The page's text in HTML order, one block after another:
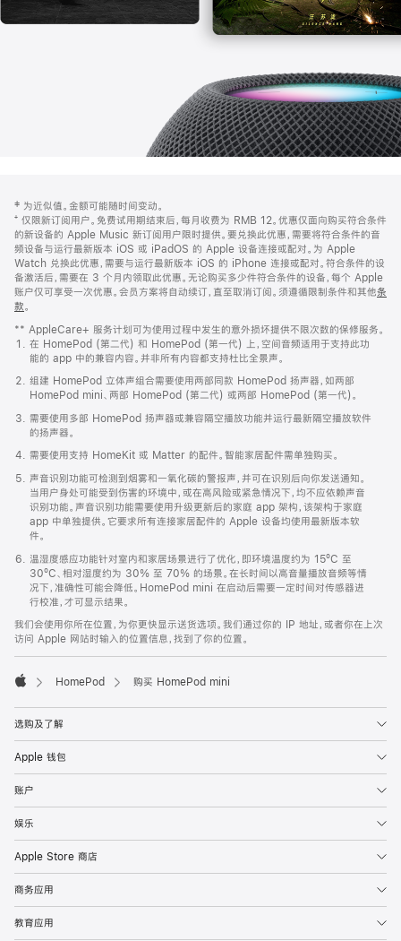
页
页
脚
注
‡ 为近似值。金额可能随时间变动。
⁺ 仅限新订阅用户。免费试用期结束后，每月收费为 RMB 12。优惠仅面向购买符合条件
的新设备的 Apple Music 新订阅用户限时提供。要兑换此优惠，需要将符合条件的音
频设备与运行最新版本 iOS 或 iPadOS 的 Apple 设备连接或配对。为 Apple
Watch 兑换此优惠，需要与运行最新版本 iOS 的 iPhone 连接或配对。符合条件的设
备激活后，需要在 3 个月内领取此优惠。无论购买多少件符合条件的设备，每个 Apple
账户仅可享受一次优惠。会员方案将自动续订，直至取消订阅。须遵循限制条件和其他条
款。
窗
口
中
打
开)
** AppleCare+ 服务计划可为使用过程中发生的意外损坏提供不限次数的保修服务。
在 HomePod (第二代) 和 HomePod (第一代) 上，空间音频适用于支持此功
能的 app 中的兼容内容。并非所有内容都支持杜比全景声。
组建 HomePod 立体声组合需要使用两部同款 HomePod 扬声器，如两部
HomePod mini、两部 HomePod (第二代) 或两部 HomePod (第一代)。
需要使用多部 HomePod 扬声器或兼容隔空播放功能并运行最新隔空播放软件
的扬声器。
需要使用支持 HomeKit 或 Matter 的配件。智能家居配件需单独购买。
声音识别功能可检测到烟雾和一氧化碳的警报声，并可在识别后向你发送通知。
当用户身处可能受到伤害的环境中，或在高风险或紧急情况下，均不应依赖声音
识别功能。声音识别功能需要使用升级更新后的家庭 app 架构，该架构于家庭
app 中单独提供。它要求所有连接家居配件的 Apple 设备均使用最新版本软
件。
温湿度感应功能针对室内和家居场景进行了优化，即环境温度约为 15ºC 至
30ºC、相对湿度约为 30% 至 70% 的场景。在长时间以高音量播放音频等情
况下，准确性可能会降低。HomePod mini 在启动后需要一定时间对传感器进
行校准，才可显示结果。
我们会使用你所在位置，为你更快显示送货选项。我们通过你的 IP 地址，或者你在上次
访问 Apple 网站时输入的位置信息，找到了你的位置。
HomePod 购买 HomePod mini
选购及了解
Apple 钱包
账户
娱乐
Apple Store 商店
商务应用
教育应用